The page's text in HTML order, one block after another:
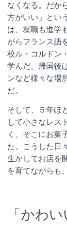
なくなる。だか
方がいい」とい
は、就職も進学
がらフランス語
校ル・コルドン
学んだ。帰国後
ンなど様々な場
だ。
そして、５年ほ
して小さなレス
く、そこにお菓
た。こうした日
生かしてお店を
を育てながらも
「かわ